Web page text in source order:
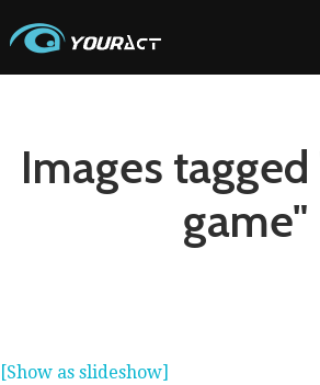
Images
game"
[Show as slideshow]